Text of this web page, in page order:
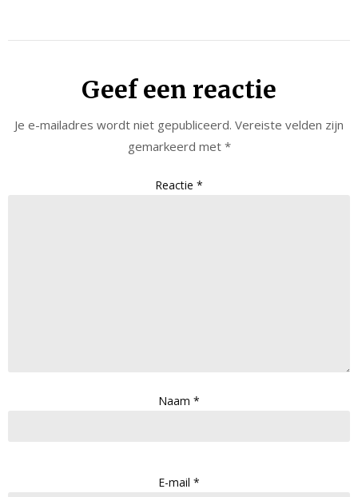
Geef een reactie
Je e-mailadres wordt niet gepubliceerd. Vereiste velden zijn
gemarkeerd met *
Reactie *
Naam *
E-mail *